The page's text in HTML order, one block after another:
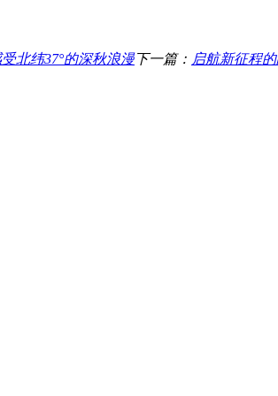
北纬37°的深秋浪漫下一篇： 启航新征程